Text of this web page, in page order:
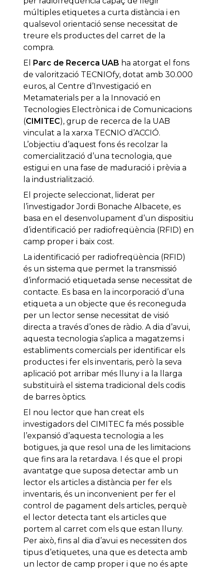
múltiples etiquetes a curta distància i en
qualsevol orientació sense necessitat de
treure els productes del carret de la
compra.
El Parc de Recerca UAB ha atorgat el fons
de valorització TECNIOfy, dotat amb 30.000
euros, al Centre d’Investigació en
Metamaterials per a la Innovació en
Tecnologies Electrònica i de Comunicacions
(CIMITEC), grup de recerca de la UAB
vinculat a la xarxa TECNIO d’ACCIÓ.
L’objectiu d’aquest fons és recolzar la
comercialització d’una tecnologia, que
estigui en una fase de maduració i prèvia a
la industrialització.
El projecte seleccionat, liderat per
l’investigador Jordi Bonache Albacete, es
basa en el desenvolupament d’un dispositiu
d’identificació per radiofreqüència (RFID) en
camp proper i baix cost.
La identificació per radiofreqüència (RFID)
és un sistema que permet la transmissió
d’informació etiquetada sense necessitat de
contacte. Es basa en la incorporació d’una
etiqueta a un objecte que és reconeguda
per un lector sense necessitat de visió
directa a través d’ones de ràdio. A dia d’avui,
aquesta tecnologia s’aplica a magatzems i
establiments comercials per identificar els
productes i fer els inventaris, però la seva
aplicació pot arribar més lluny i a la llarga
substituirà el sistema tradicional dels codis
de barres òptics.
El nou lector que han creat els
investigadors del CIMITEC fa més possible
l’expansió d’aquesta tecnologia a les
botigues, ja que resol una de les limitacions
que fins ara la retardava. I és que el propi
avantatge que suposa detectar amb un
lector els articles a distància per fer els
inventaris, és un inconvenient per fer el
control de pagament dels articles, perquè
el lector detecta tant els articles que
portem al carret com els que estan lluny.
Per això, fins al dia d’avui es necessiten dos
tipus d’etiquetes, una que es detecta amb
un lector de camp proper i que no és apte